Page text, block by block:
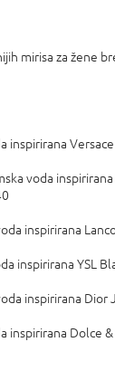
mirisa za žene
inspirirana
voda
inspirirana
inspirirana YSL
inspirirana Dior
inspirirana Dolce